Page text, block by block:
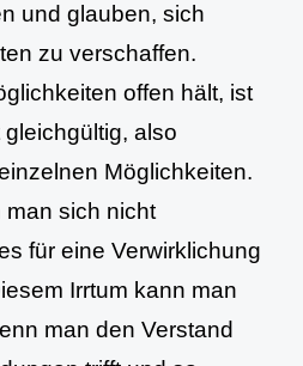
und glauben, sich
zu verschaffen.
offen hält, ist
also
Möglichkeiten.
man sich nicht
für eine Verwirklichung
Irrtum kann man
man den Verstand